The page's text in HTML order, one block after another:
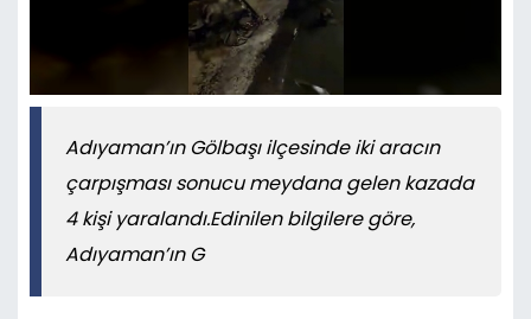
Adıyaman’ın Gölbaşı ilçesinde iki aracın
çarpışması sonucu meydana gelen kazada
4 kişi yaralandı.Edinilen bilgilere göre,
Adıyaman’ın G